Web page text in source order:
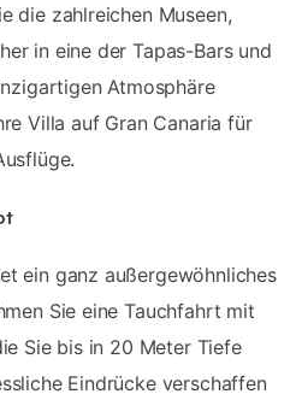
die zahlreichen Museen,
in eine der Tapas-Bars und
Atmosphäre
Villa auf Gran Canaria für
ein ganz außergewöhnliches
Sie eine Tauchfahrt mit
Sie bis in 20 Meter Tiefe
Eindrücke verschaffen